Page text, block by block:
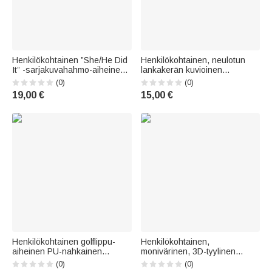
Henkilökohtainen ”She/He Did
It” -sarjakuvahahmo-aiheinen
A5-kokoinen spiraalivihko,
jossa on 120 viivoitettua sivua
– valmistujaislahja opiskelijalle
(0)
19,00 €
Henkilökohtainen, neulotun
lankakerän kuvioinen
akryylinen avaimenperä, jossa
on nimikoru – päivittäiseen
käyttöön sopiva
rakastavalle äidille tai isoäidille
(0)
15,00 €
Henkilökohtainen golflippu-
aiheinen PU-nahkainen
matkatavaratunniste nimellä –
(0)
Henkilökohtainen,
monivärinen, 3D-tyylinen
sarjakuvahahmo-
(0)